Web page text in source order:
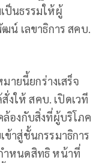
ป็นธรรมให้ผู้
น์ เลขาธิการ สคบ.
ายนี้ยกร่างเสร็จ
งให้ สคบ. เปิดเวที
องกับสิ่งที่ผู้บริโภค
าสู่ชั้นกรรมาธิการ
ำหนดสิทธิ หน้าที่